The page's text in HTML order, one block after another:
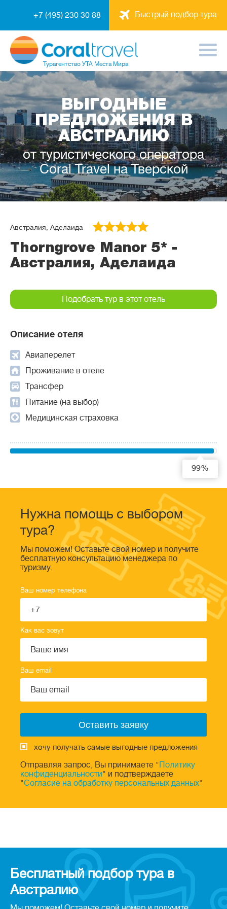
Быстрый подбор тура
+7 (495) 230 30 88
Турагентство УТА Места Мира
ВЫГОДНЫЕ
ПРЕДЛОЖЕНИЯ В
АВСТРАЛИЮ
от туристического оператора
Coral Travel на Тверской
Австралия, Аделаида
Thorngrove Manor 5* -
Австралия, Аделаида
Описание отеля
Авиаперелет
Проживание в отеле
Трансфер
Питание (на выбор)
Медицинская страховка
Подобрать тур в этот отель
99%
Нужна помощь с выбором
тура?
Мы поможем! Оставьте свой номер и получите
бесплатную консультацию менеджера по
туризму.
Ваш номер телефона
Как вас зовут
Ваш email
хочу получать самые выгодные предложения
Отправляя запрос, Вы принимаете " Политику
конфиденциальности" и подтверждаете
"Согласие на обработку персональных данных"
Бесплатный подбор тура в
Австралию